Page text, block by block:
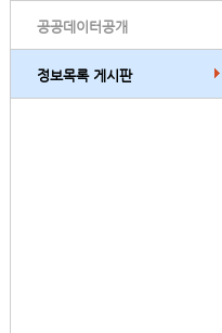
공공데이터공개
정보목록 게시판